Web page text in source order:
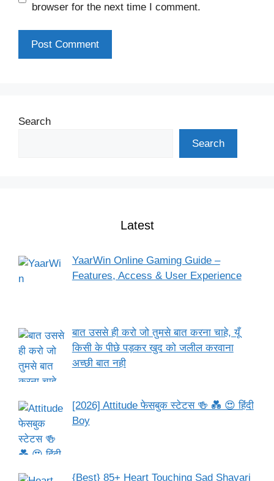
browser for the next time I comment.
Search
Search
Latest
YaarWin Online Gaming Guide –
Features, Access & User Experience
बात उससे ही करो जो तुमसे बात करना चाहे, यूँ
किसी के पीछे पड़कर खुद को जलील करवाना
अच्छी बात नही
[2026] Attitude फेसबुक स्टेटस 🍻 💑 😍 हिंदी
Boy
{Best} 85+ Heart Touching Sad Shayari